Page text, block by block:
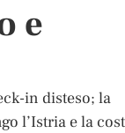
e
in disteso; la
l’Istria e la